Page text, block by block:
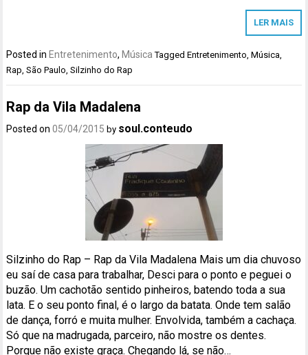
LER MAIS
Posted in Entretenimento, Música TaggedEntretenimento,Música,
Rap,São Paulo,Silzinho do Rap
Rap da Vila Madalena
Posted on05/04/2015 by soul.conteudo
Silzinho do Rap – Rap da Vila Madalena Mais um dia chuvoso
eu saí de casa para trabalhar, Desci para o ponto e peguei o
buzão. Um cachotão sentido pinheiros, batendo toda a sua
lata. E o seu ponto final, é o largo da batata. Onde tem salão
de dança, forró e muita mulher. Envolvida, também a cachaça.
Só que na madrugada, parceiro, não mostre os dentes.
Porque não existe graça. Chegando lá, se não…